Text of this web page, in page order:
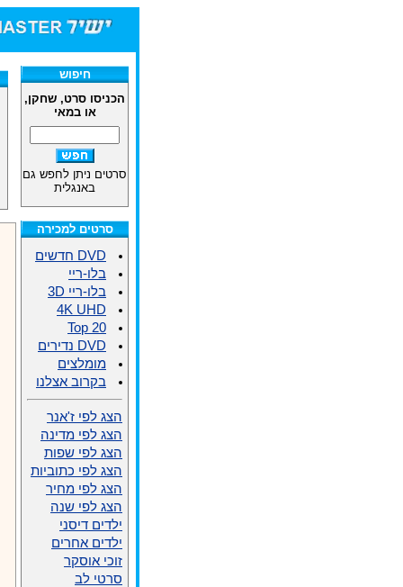
חיפוש
הכניסו סרט, שחקן,
או במאי
סרטים ניתן לחפש גם
באנגלית
סרטים למכירה
DVD חדשים
בלו-ריי
בלו-ריי 3D
4K UHD
Top 20
DVD נדירים
מומלצים
בקרוב אצלנו
הצג לפי ז'אנר
הצג לפי מדינה
הצג לפי שפות
הצג לפי כתוביות
הצג לפי מחיר
הצג לפי שנה
ילדים דיסני
ילדים אחרים
זוכי אוסקר
סרטי לב